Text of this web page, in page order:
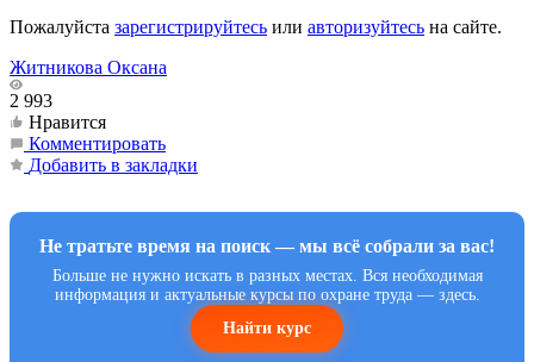
Пожалуйста зарегистрируйтесь или авторизуйтесь на сайте.
Житникова Оксана
2 993
Нравится
Комментировать
Добавить в закладки
Не тратьте время на поиск — мы всё собрали за вас!
Больше не нужно искать в разных местах. Вся необходимая
информация и актуальные курсы по охране труда — здесь.
Найти курс